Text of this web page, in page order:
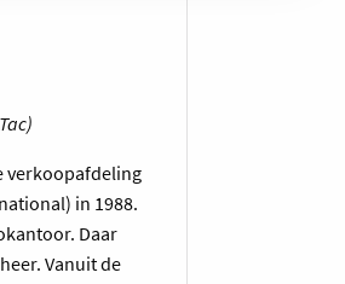
verkoopafdeling
in 1988.
Daar
Vanuit de